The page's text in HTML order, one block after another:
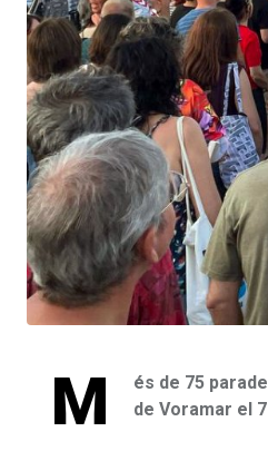
M
és de 75
de Voramar el